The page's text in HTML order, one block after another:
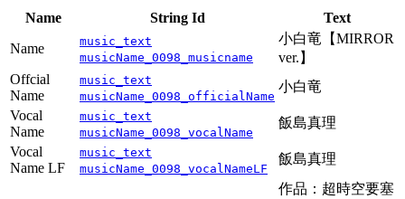
Name String Id
Text
Name
music_text
musicName_0098_musicname
小白竜【MIRROR
ver.】
Offcial
Name
music_text
musicName_0098_officialName
小白竜
Vocal
Name
music_text
musicName_0098_vocalName
飯島真理
Vocal
Name LF
music_text
musicName_0098_vocalNameLF
飯島真理
作品：超時空要塞